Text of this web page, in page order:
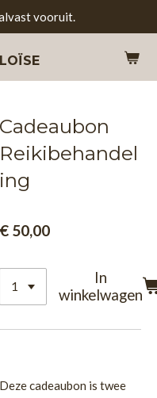
vooruit.
Cadeaubon
Reikibehandel
ing
€ 50,00
In
winkelwagen
Deze cadeaubon is twee